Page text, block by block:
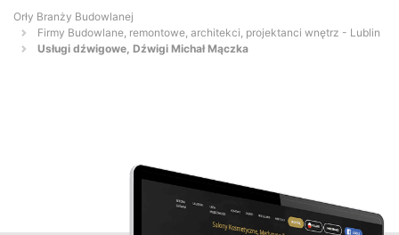
Orły Branży Budowlanej
Firmy Budowlane, remontowe, architekci, projektanci wnętrz - Lublin
Usługi dźwigowe, Dźwigi Michał Mączka